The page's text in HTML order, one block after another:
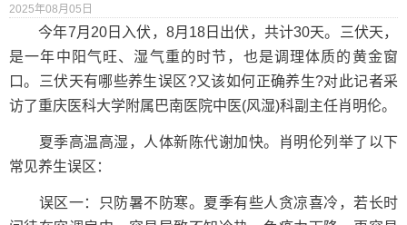
2025年08月05日
今年7月20日入伏，8月18日出伏，共计30天。三伏天，
是一年中阳气旺、湿气重的时节，也是调理体质的黄金窗
口。三伏天有哪些养生误区?又该如何正确养生?对此记者采
访了重庆医科大学附属巴南医院中医(风湿)科副主任肖明伦。
夏季高温高湿，人体新陈代谢加快。肖明伦列举了以下
常见养生误区：
误区一：只防暑不防寒。夏季有些人贪凉喜冷，若长时